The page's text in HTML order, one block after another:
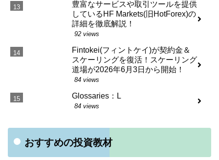
豊富なサービスや取引ツールを提供
しているHF Markets(旧HotForex)の
詳細を徹底解説！
92 views
Fintokei(フィントケイ)が契約金＆
スケーリングを復活！スケーリング
道場が2026年6月3日から開始！
84 views
Glossaries：L
84 views
おすすめの投資教材